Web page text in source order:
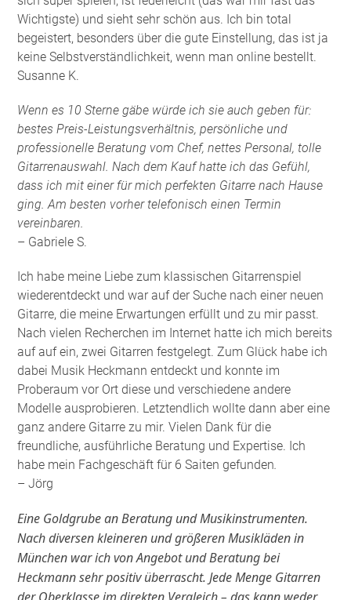
Wichtigste) und sieht sehr schön aus. Ich bin total
begeistert, besonders über die gute Einstellung, das ist ja
keine Selbstverständlichkeit, wenn man online bestellt.
Susanne K.
Wenn es 10 Sterne gäbe würde ich sie auch geben für:
bestes Preis-Leistungsverhältnis, persönliche und
professionelle Beratung vom Chef, nettes Personal, tolle
Gitarrenauswahl. Nach dem Kauf hatte ich das Gefühl,
dass ich mit einer für mich perfekten Gitarre nach Hause
ging. Am besten vorher telefonisch einen Termin
vereinbaren.
– Gabriele S.
Ich habe meine Liebe zum klassischen Gitarrenspiel
wiederentdeckt und war auf der Suche nach einer neuen
Gitarre, die meine Erwartungen erfüllt und zu mir passt.
Nach vielen Recherchen im Internet hatte ich mich bereits
auf auf ein, zwei Gitarren festgelegt. Zum Glück habe ich
dabei Musik Heckmann entdeckt und konnte im
Proberaum vor Ort diese und verschiedene andere
Modelle ausprobieren. Letztendlich wollte dann aber eine
ganz andere Gitarre zu mir. Vielen Dank für die
freundliche, ausführliche Beratung und Expertise. Ich
habe mein Fachgeschäft für 6 Saiten gefunden.
– Jörg
Eine Goldgrube an Beratung und Musikinstrumenten.
Nach diversen kleineren und größeren Musikläden in
München war ich von Angebot und Beratung bei
Heckmann sehr positiv überrascht. Jede Menge Gitarren